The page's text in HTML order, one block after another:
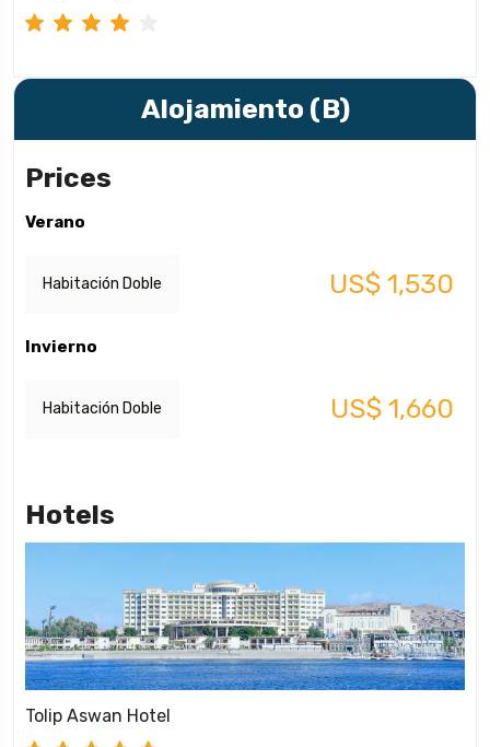
Alojamiento (B)
Prices
Verano
Habitación Doble US$ 1,530
Invierno
Habitación Doble US$ 1,660
Hotels
Tolip Aswan Hotel